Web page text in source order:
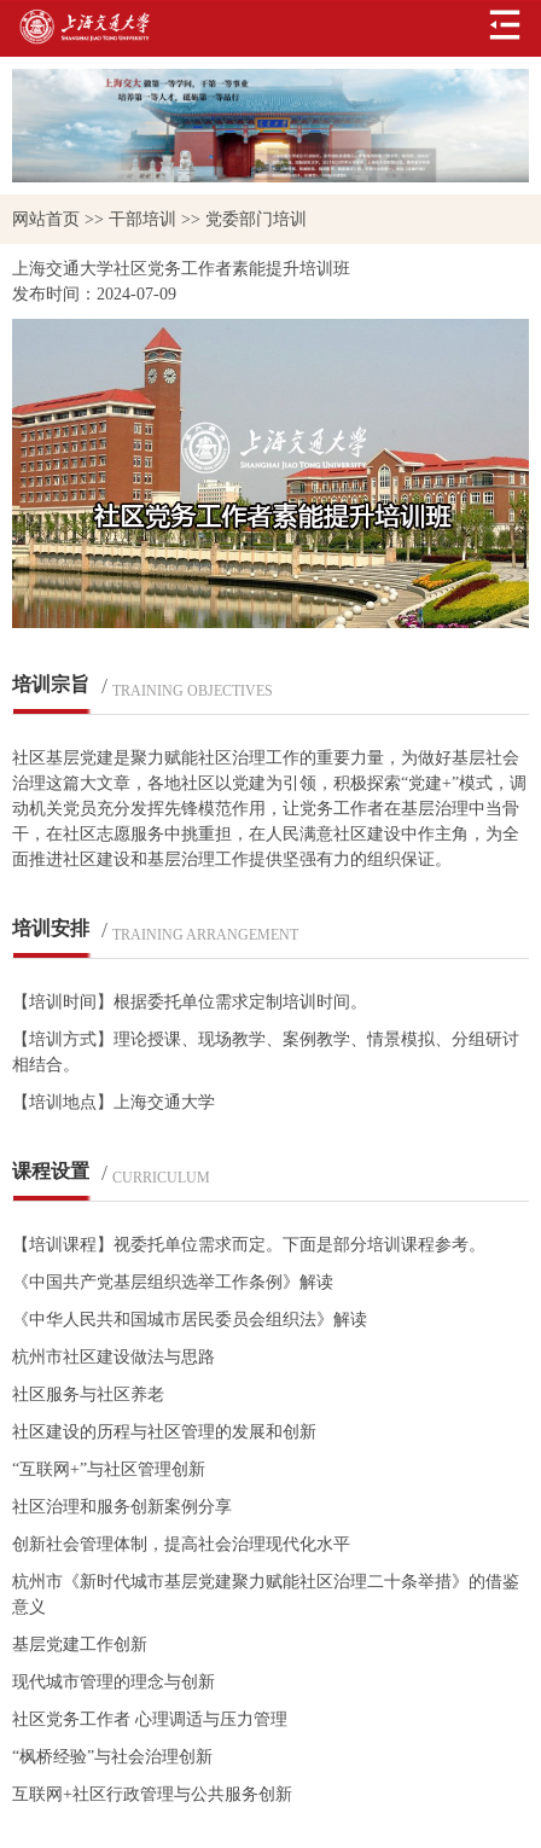
网站首页 >> 干部培训 >> 党委部门培训
上海交通大学社区党务工作者素能提升培训班
发布时间： 2024-07-09
培训宗旨 / TRAINING OBJECTIVES
社区基层党建是聚力赋能社区治理工作的重要力量，为做好基层社会
治理这篇大文章，各地社区以党建为引领，积极探索“党建+”模式，调
动机关党员充分发挥先锋模范作用，让党务工作者在基层治理中当骨
干，在社区志愿服务中挑重担，在人民满意社区建设中作主角，为全
面推进社区建设和基层治理工作提供坚强有力的组织保证。
培训安排 / TRAINING ARRANGEMENT
【培训时间】根据委托单位需求定制培训时间。
【培训方式】理论授课、现场教学、案例教学、情景模拟、分组研讨
相结合。
【培训地点】上海交通大学
课程设置 / CURRICULUM
【培训课程】视委托单位需求而定。下面是部分培训课程参考。
《中国共产党基层组织选举工作条例》解读
《中华人民共和国城市居民委员会组织法》解读
杭州市社区建设做法与思路
社区服务与社区养老
社区建设的历程与社区管理的发展和创新
“互联网+”与社区管理创新
社区治理和服务创新案例分享
创新社会管理体制，提高社会治理现代化水平
杭州市《新时代城市基层党建聚力赋能社区治理二十条举措》的借鉴
意义
基层党建工作创新
现代城市管理的理念与创新
社区党务工作者 心理调适与压力管理
“枫桥经验”与社会治理创新
互联网+社区行政管理与公共服务创新